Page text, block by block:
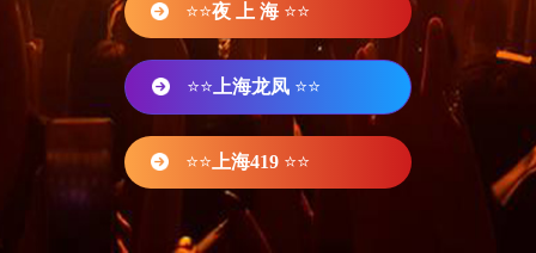
⭐⭐夜 上 海 ⭐⭐
⭐⭐ 上海龙凤 ⭐⭐
⭐⭐ 上海419 ⭐⭐